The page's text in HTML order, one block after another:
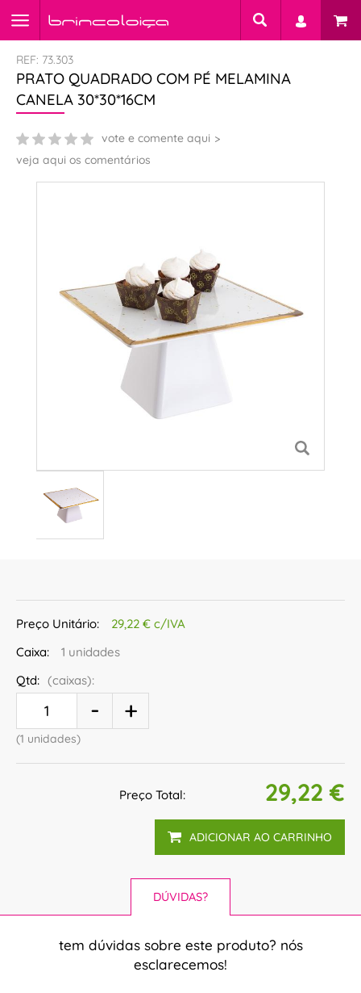
REF: 73.303
PRATO QUADRADO COM PÉ MELAMINA
CANELA 30*30*16CM
vote e comente aqui
veja aqui os comentários
Preço Unitário:
29,22 € c/IVA
Caixa:
1 unidades
Qtd: (caixas):
(1 unidades)
Preço Total: 29,22 €
ADICIONAR AO CARRINHO
DÚVIDAS?
tem dúvidas sobre este produto? nós
esclarecemos!